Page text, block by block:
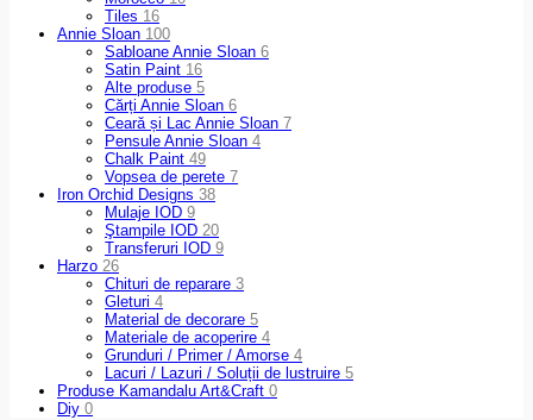
Tiles 16
Annie Sloan 100
Sabloane Annie Sloan 6
Satin Paint 16
Alte produse 5
Cărți Annie Sloan 6
Ceară și Lac Annie Sloan 7
Pensule Annie Sloan 4
Chalk Paint 49
Vopsea de perete 7
Iron Orchid Designs 38
Mulaje IOD 9
Ştampile IOD 20
Transferuri IOD 9
Harzo 26
Chituri de reparare 3
Gleturi 4
Material de decorare 5
Materiale de acoperire 4
Grunduri / Primer / Amorse 4
Lacuri / Lazuri / Soluții de lustruire 5
Produse Kamandalu Art&Craft 0
Diy 0